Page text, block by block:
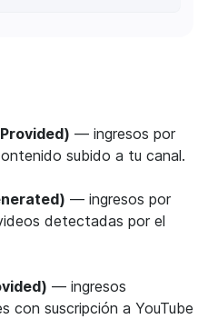
— ingresos por
subido a tu canal.
— ingresos por
detectadas por el
— ingresos
con suscripción a YouTube